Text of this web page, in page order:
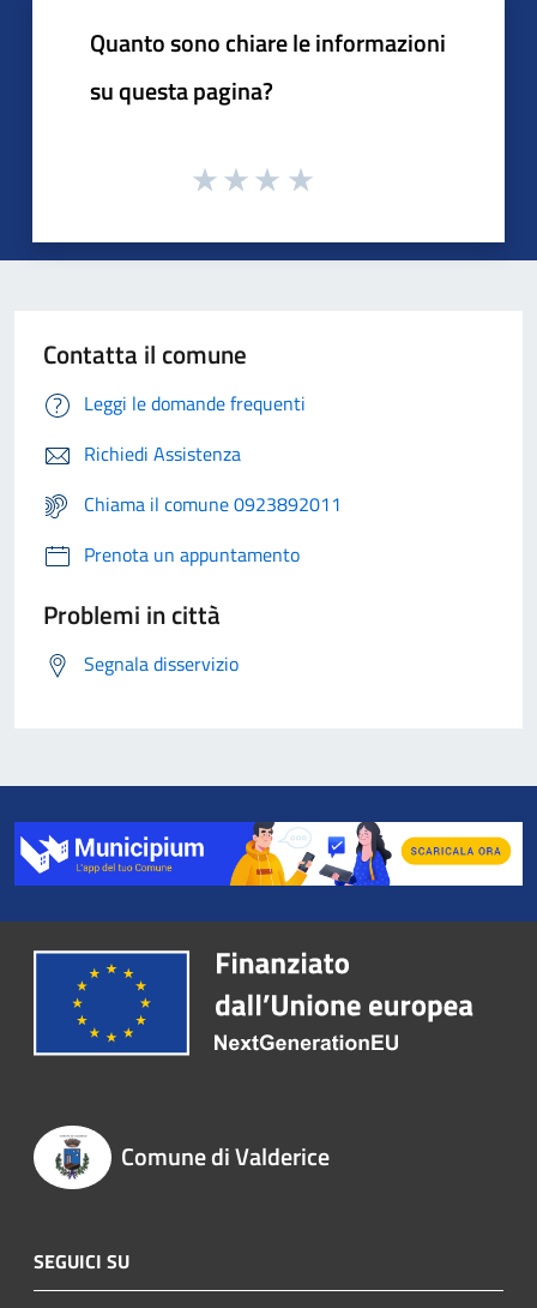
Quanto sono chiare le informazioni
su questa pagina?
Contatta il comune
Leggi le domande frequenti
Richiedi Assistenza
Chiama il comune 0923892011
Prenota un appuntamento
Problemi in città
Segnala disservizio
Comune di Valderice
SEGUICI SU